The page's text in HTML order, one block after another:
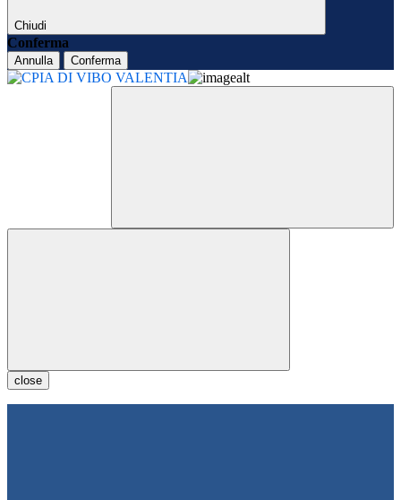
Chiudi
Conferma
Annulla Conferma
close